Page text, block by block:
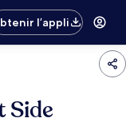
l’appli
Side